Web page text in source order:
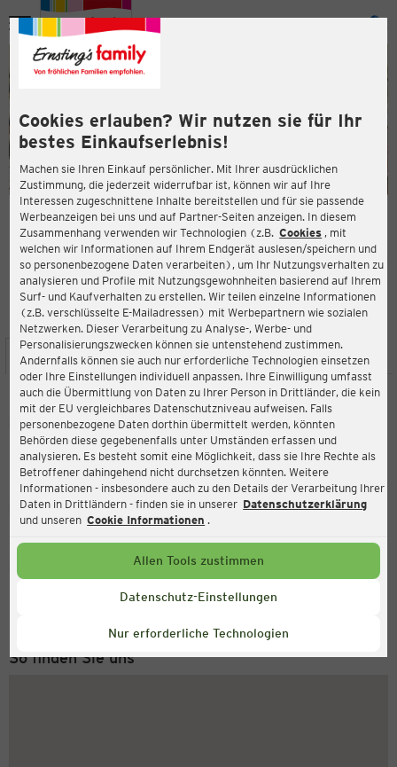
Cookies erlauben? Wir nutzen sie für Ihr
bestes Einkaufserlebnis!
Machen sie Ihren Einkauf persönlicher. Mit Ihrer ausdrücklichen
Zustimmung, die jederzeit widerrufbar ist, können wir auf Ihre
Interessen zugeschnittene Inhalte bereitstellen und für sie passende
Werbeanzeigen bei uns und auf Partner-Seiten anzeigen. In diesem
Zusammenhang verwenden wir Technologien (z.B. Cookies , mit
welchen wir Informationen auf Ihrem Endgerät auslesen/speichern und
so personenbezogene Daten verarbeiten), um Ihr Nutzungsverhalten zu
analysieren und Profile mit Nutzungsgewohnheiten basierend auf Ihrem
Surf- und Kaufverhalten zu erstellen. Wir teilen einzelne Informationen
(z.B. verschlüsselte E-Mailadressen) mit Werbepartnern wie sozialen
Netzwerken. Dieser Verarbeitung zu Analyse-, Werbe- und
Personalisierungszwecken können sie untenstehend zustimmen.
Andernfalls können sie auch nur erforderliche Technologien einsetzen
oder Ihre Einstellungen individuell anpassen. Ihre Einwilligung umfasst
auch die Übermittlung von Daten zu Ihrer Person in Drittländer, die kein
mit der EU vergleichbares Datenschutzniveau aufweisen. Falls
personenbezogene Daten dorthin übermittelt werden, könnten
Behörden diese gegebenenfalls unter Umständen erfassen und
analysieren. Es besteht somit eine Möglichkeit, dass sie Ihre Rechte als
Betroffener dahingehend nicht durchsetzen könnten. Weitere
Informationen - insbesondere auch zu den Details der Verarbeitung Ihrer
Daten in Drittländern - finden sie in unserer Datenschutzerklärung
und unseren Cookie Informationen .
Allen Tools zustimmen
Datenschutz-Einstellungen
Nur erforderliche Technologien
Menü
ERNSTING'S FAMILY FILIALE
Veestherrnweg 12
29633 Munster
4,1
Bewertung:
STANDORT SERVICES SORTIMENT AKTIONEN
Ernsting's family
Veestherrnweg 12, 29633 Munster
Aktuell:
Geschlossen
Service Hotline
+49 (0) 2546 / 98 999 98
So finden Sie uns